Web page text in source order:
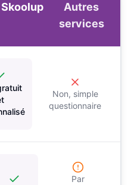
Skoolup
Autres
services
Non, simple
questionnaire
Par